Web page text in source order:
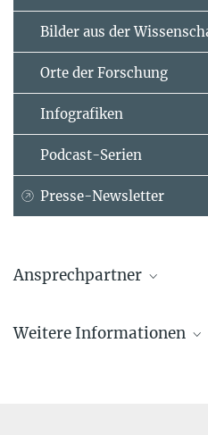
Bilder aus der
Orte der Forschung
Infografiken
Podcast-Serien
Presse-Newsletter
Ansprechpartner
Max-Planck-Institut für
Weitere Informationen